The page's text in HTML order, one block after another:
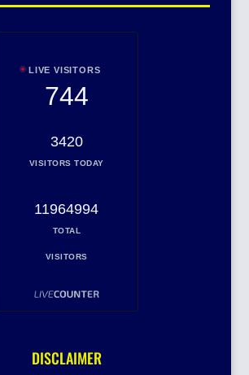
LIVE VISITORS
744
3420
VISITORS TODAY
11964994
TOTAL
VISITORS
DISCLAIMER